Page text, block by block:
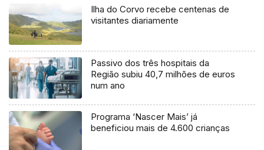
Ilha do Corvo recebe centenas de
visitantes diariamente
Passivo dos três hospitais da
Região subiu 40,7 milhões de euros
num ano
Programa ‘Nascer Mais’ já
beneficiou mais de 4.600 crianças